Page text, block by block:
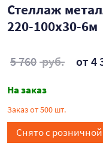
Стеллаж
220-100х30-6м
5 760 руб. от 4
На заказ
Заказ от 500 шт.
Снято с